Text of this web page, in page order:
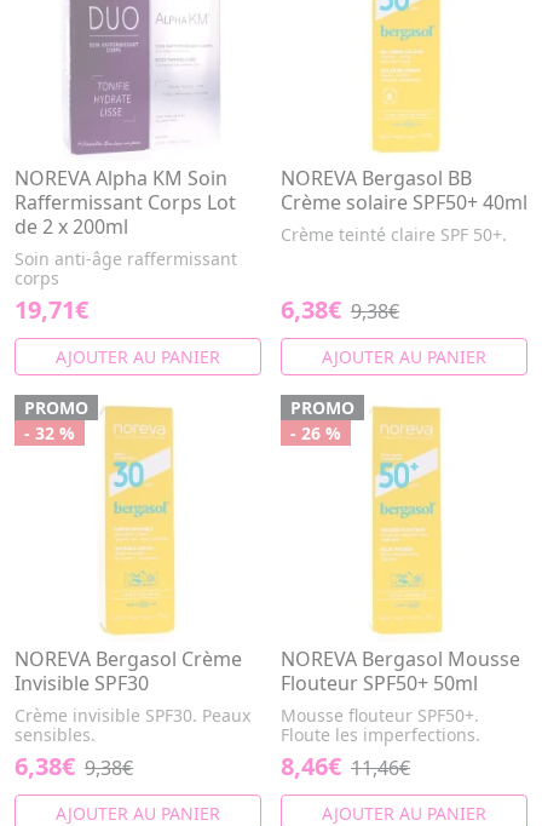
NOREVA Alpha KM Soin
Raffermissant Corps Lot
de 2 x 200ml
Soin anti-âge raffermissant
corps
19,71€
AJOUTER AU PANIER
NOREVA Bergasol BB
Crème solaire SPF50+ 40ml
Crème teinté claire SPF 50+.
6,38€ 9,38€
AJOUTER AU PANIER
PROMO
- 32 %
NOREVA Bergasol Crème
Invisible SPF30
Crème invisible SPF30. Peaux
sensibles.
6,38€ 9,38€
AJOUTER AU PANIER
PROMO
- 26 %
NOREVA Bergasol Mousse
Flouteur SPF50+ 50ml
Mousse flouteur SPF50+.
Floute les imperfections.
8,46€ 11,46€
AJOUTER AU PANIER